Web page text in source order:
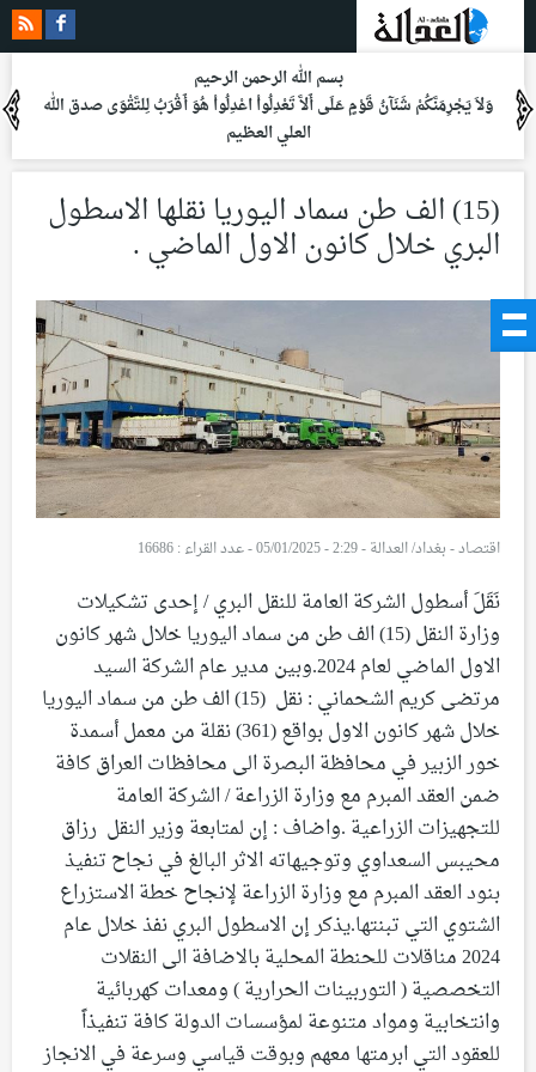
بسم الله الرحمن الرحيم
وَلاَ يَجْرِمَنَّكُمْ شَنَآنُ قَوْمٍ عَلَى أَلاَّ تَعْدِلُواْ اعْدِلُواْ هُوَ أَقْرَبُ لِلتَّقْوَىصدق الله
العلي العظيم
(15) الف طن سماد اليوريا نقلها الاسطول
البري خلال كانون الاول الماضي .
اقتصاد-بغداد/ العدالة - 2:29 - 05/01/2025 -عدد القراء : 16686
نَقَلَ أسطول الشركة العامة للنقل البري / إحدى تشكيلات
وزارة النقل (15) الف طن من سماد اليوريا خلال شهر كانون
الاول الماضي لعام 2024.وبين مدير عام الشركة السيد
مرتضى كريم الشحماني : نقل (15) الف طن من سماد اليوريا
خلال شهر كانون الاول بواقع (361) نقلة من معمل أسمدة
خور الزبير في محافظة البصرة الى محافظات العراق كافة
ضمن العقد المبرم مع وزارة الزراعة / الشركة العامة
للتجهيزات الزراعية .واضاف : إن لمتابعة وزير النقل رزاق
محيبس السعداوي وتوجيهاته الاثر البالغ في نجاح تنفيذ
بنود العقد المبرم مع وزارة الزراعة لإنجاح خطة الاستزراع
الشتوي التي تبنتها.يذكر إن الاسطول البري نفذ خلال عام
2024 مناقلات للحنطة المحلية بالاضافة الى النقلات
التخصصية ( التوربينات الحرارية ) ومعدات كهربائية
وانتخابية ومواد متنوعة لمؤسسات الدولة كافة تنفيذاً
للعقود التي ابرمتها معهم وبوقت قياسي وسرعة في الانجاز